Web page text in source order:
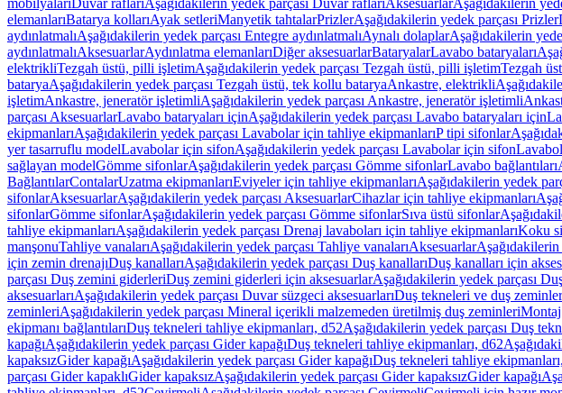
mobilyalarıDuvar raflarıAşağıdakilerin yedek parçası Duvar raflarıAksesuarlarAşağıdakilerin
elemanlarıBatarya kollarıAyak setleriManyetik tahtalarPrizlerAşağıdakilerin yedek parçası Prizler
aydınlatmalıAşağıdakilerin yedek parçası Entegre aydınlatmalıAynalı dolaplarAşağıdakilerin
aydınlatmalıAksesuarlarAydınlatma elemanlarıDiğer aksesuarlarBataryalarLavabo bataryaları
elektrikliTezgah üstü, pilli işletimAşağıdakilerin yedek parçası Tezgah üstü, pilli işletimTezgah
bataryaAşağıdakilerin yedek parçası Tezgah üstü, tek kollu bataryaAnkastre, elektrikli
işletimAnkastre, jeneratör işletimliAşağıdakilerin yedek parçası Ankastre, jeneratör işletimli
parçası AksesuarlarLavabo bataryaları içinAşağıdakilerin yedek parçası Lavabo bataryaları için
ekipmanlarıAşağıdakilerin yedek parçası Lavabolar için tahliye ekipmanlarıP tipi sifonlar
yer tasarruflu modelLavabolar için sifonAşağıdakilerin yedek parçası Lavabolar için sifon
sağlayan modelGömme sifonlarAşağıdakilerin yedek parçası Gömme sifonlarLavabo bağlantıları
BağlantılarContalarUzatma ekipmanlarıEviyeler için tahliye ekipmanlarıAşağıdakilerin yedek
sifonlarAksesuarlarAşağıdakilerin yedek parçası AksesuarlarCihazlar için tahliye ekipmanları
sifonlarGömme sifonlarAşağıdakilerin yedek parçası Gömme sifonlarSıva üstü sifonlar
tahliye ekipmanlarıAşağıdakilerin yedek parçası Drenaj lavaboları için tahliye ekipmanlarıKoku
manşonuTahliye vanalarıAşağıdakilerin yedek parçası Tahliye vanalarıAksesuarlarAşağıdakilerin
için zemin drenajıDuş kanallarıAşağıdakilerin yedek parçası Duş kanallarıDuş kanalları için
parçası Duş zemini giderleriDuş zemini giderleri için aksesuarlarAşağıdakilerin yedek parçası
aksesuarlarıAşağıdakilerin yedek parçası Duvar süzgeci aksesuarlarıDuş tekneleri ve duş
zeminleriAşağıdakilerin yedek parçası Mineral içerikli malzemeden üretilmiş duş zeminleriMontaj
ekipmanı bağlantılarıDuş tekneleri tahliye ekipmanları, d52Aşağıdakilerin yedek parçası Duş
kapağıAşağıdakilerin yedek parçası Gider kapağıDuş tekneleri tahliye ekipmanları, d62
kapaksızGider kapağıAşağıdakilerin yedek parçası Gider kapağıDuş tekneleri tahliye
parçası Gider kapaklıGider kapaksızAşağıdakilerin yedek parçası Gider kapaksızGider kapağı